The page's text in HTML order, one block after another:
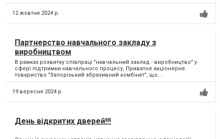
12 жовтня 2024 р.
Партнерство навчального закладу з
виробництвом
В рамках розвитку співпраці "навчальний заклад - виробництво" у
сферi пiдтримки навчального процесу, Приватне акцiонерне
товариство "Запорiзький абразивний комбiнат", що...
19 вересня 2024 р.
День відкритих дверей!!!